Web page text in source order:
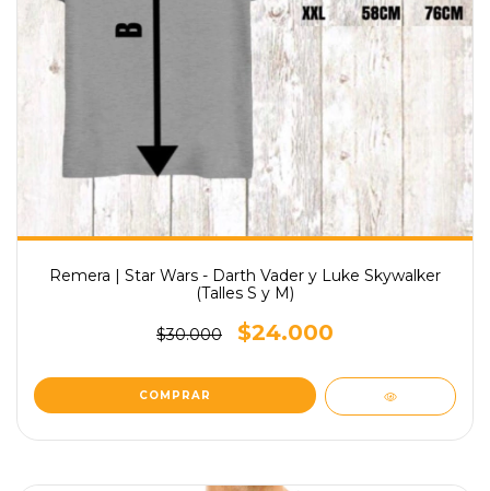
Remera | Star Wars - Darth Vader y Luke Skywalker
(Talles S y M)
$30.000 $24.000
COMPRAR